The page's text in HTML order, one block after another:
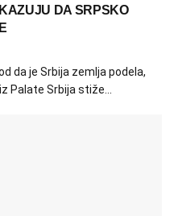
DA SRPSKO
da je Srbija zemlja podela,
Palate Srbija stiže...